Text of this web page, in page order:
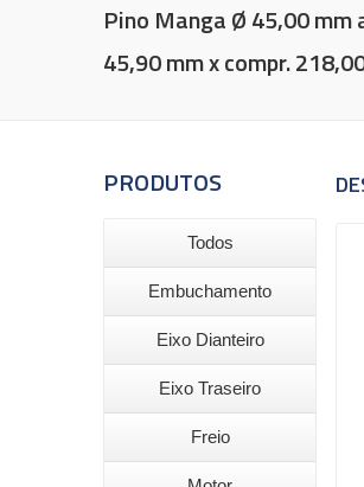
Pino Manga Ø 45,00 mm
45,90 mm x compr.
PRODUTOS
Todos
Embuchamento
Eixo Dianteiro
Eixo Traseiro
Freio